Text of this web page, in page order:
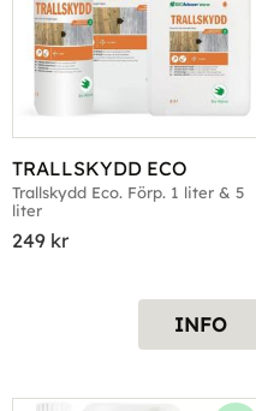
TRALLSKYDD ECO
Trallskydd Eco. Förp. 1 liter & 5
liter
249 kr
INFO